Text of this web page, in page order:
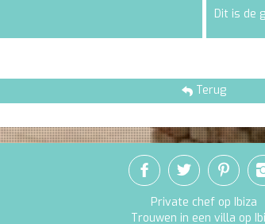
Dit is de
Terug
Private chef op Ibiza
Trouwen in een villa op